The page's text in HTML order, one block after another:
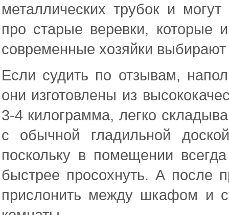
металлических трубок и могут
про старые веревки, которые
современные хозяйки
Если судить по отзывам,
они изготовлены из
3-4 килограмма, легко
с обычной гладильной
поскольку в помещении
быстрее просохнуть. А после
прислонить между шкафом и